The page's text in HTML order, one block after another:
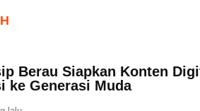
Berau Siapkan Konten
ke Generasi Muda